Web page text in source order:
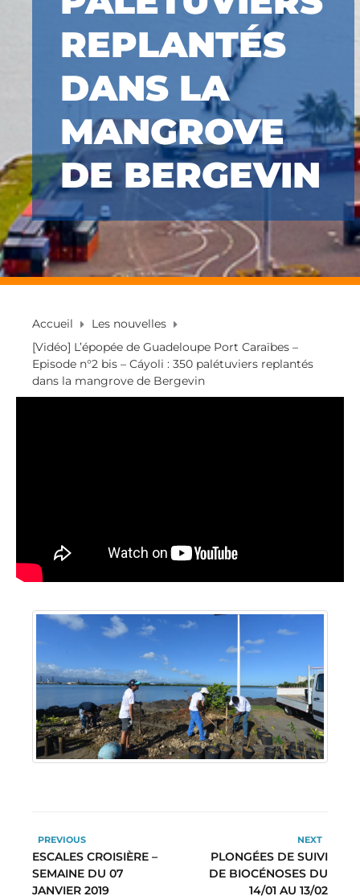
REPLANTÉS
DANS LA
MANGROVE
DE BERGEVIN
Accueil
Les nouvelles
[Vidéo] L’épopée de Guadeloupe Port Caraïbes –
Episode n°2 bis – Cáyoli : 350 palétuviers replantés
dans la mangrove de Bergevin
PREVIOUS
ESCALES CROISIÈRE –
SEMAINE DU 07
JANVIER 2019
NEXT
PLONGÉES DE SUIVI
DE BIOCÉNOSES DU
14/01 AU 13/02